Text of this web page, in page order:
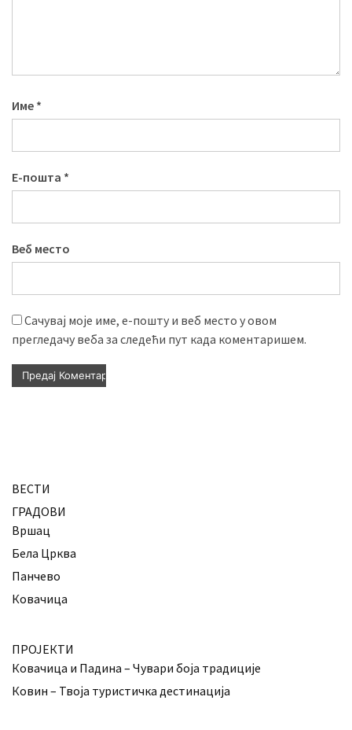
Име *
Е-пошта *
Веб место
Сачувај моје име, е-пошту и веб место у овом
прегледачу веба за следећи пут када коментаришем.
ВЕСТИ
ГРАДОВИ
Вршац
Бела Црква
Панчево
Ковачица
ПРОЈЕКТИ
Ковачица и Падина – Чувари боја традиције
Ковин – Твоја туристичка дестинација